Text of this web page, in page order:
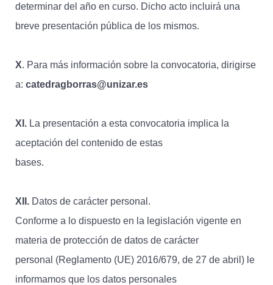
determinar del año en curso. Dicho acto incluirá una
breve presentación pública de los mismos.
X. Para más información sobre la convocatoria, dirigirse
a: catedragborras@unizar.es
XI. La presentación a esta convocatoria implica la
aceptación del contenido de estas
bases.
XII. Datos de carácter personal.
Conforme a lo dispuesto en la legislación vigente en
materia de protección de datos de carácter
personal (Reglamento (UE) 2016/679, de 27 de abril) le
informamos que los datos personales